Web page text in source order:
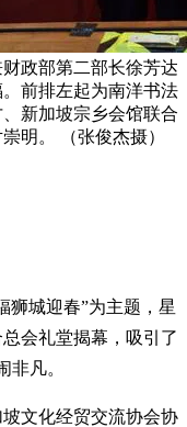
政部第二部长徐芳达
前排左起为南洋书法
新加坡宗乡会馆联合
明。 （张俊杰摄）
狮城迎春”为主题，星
会礼堂揭幕，吸引了
非凡。
文化经贸交流协会协